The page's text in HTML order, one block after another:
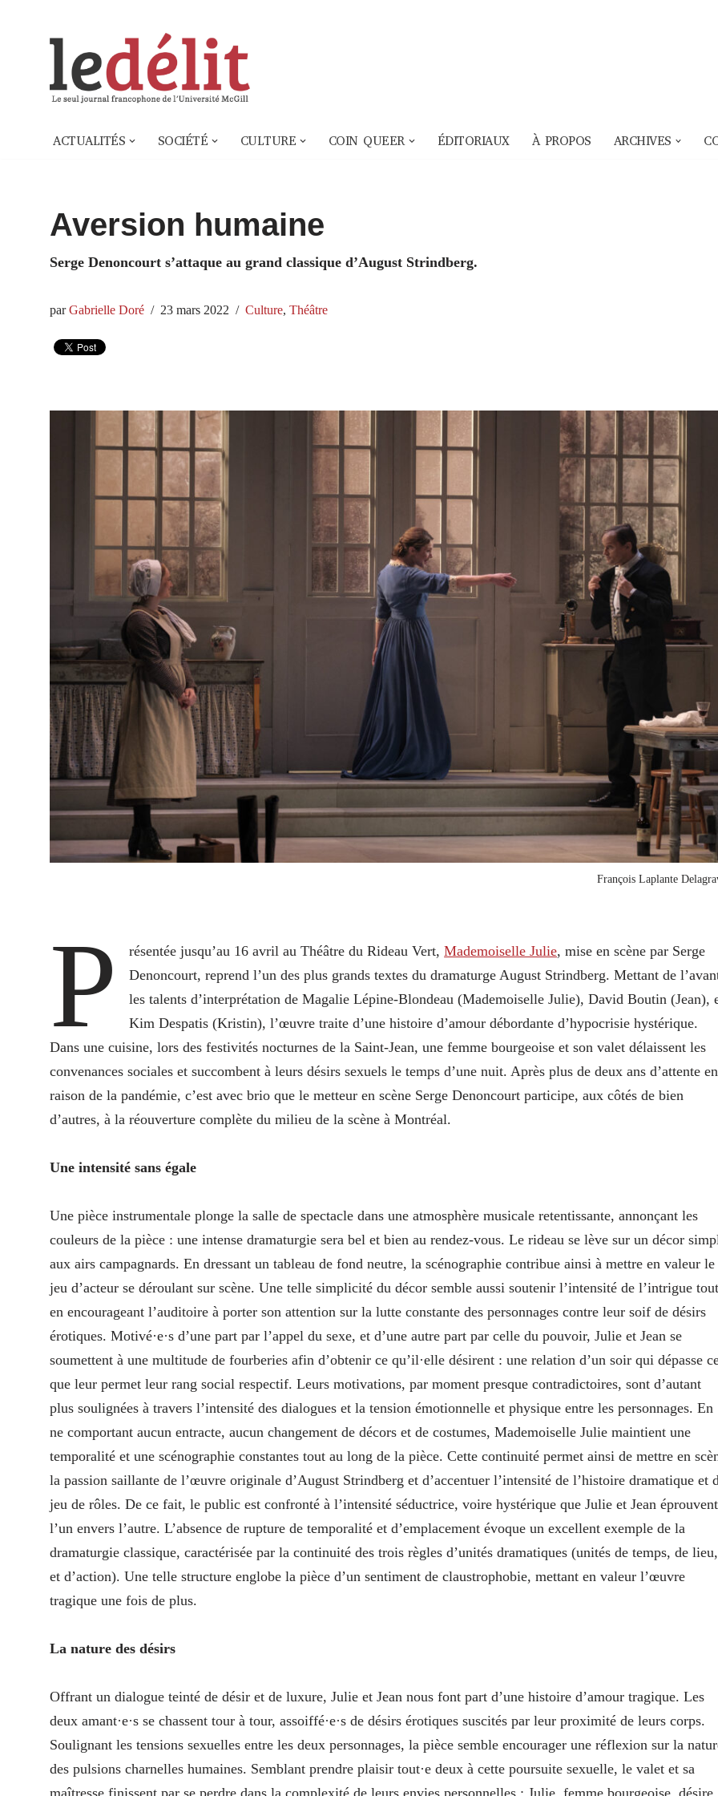
ACTUALITÉS SOCIÉTÉ CULTURE COIN QUEER ÉDITORIAUX À PROPOS ARCHIVES
Aversion humaine
Serge Denoncourt s’attaque au grand classique d’August Strindberg.
parGabrielle Doré 23 mars 2022 Culture, Théâtre
François Laplante
P résentée jusqu’au 16 avril au Théâtre du Rideau Vert,Mademoiselle Julie, mise en scène par Serge
Denoncourt, reprend l’un des plus grands textes du dramaturge August Strindberg. Mettant de
les talents d’interprétation de Magalie Lépine-Blondeau (Mademoiselle Julie), David Boutin (Jean),
Kim Despatis (Kristin), l’œuvre traite d’une histoire d’amour débordante d’hypocrisie hystérique.
Dans une cuisine, lors des festivités nocturnes de la Saint-Jean, une femme bourgeoise et son valet délaissent les
convenances sociales et succombent à leurs désirs sexuels le temps d’une nuit. Après plus de deux ans d’attente en
raison de la pandémie, c’est avec brio que le metteur en scène Serge Denoncourt participe, aux côtés de bien
d’autres, à la réouverture complète du milieu de la scène à Montréal.
Une intensité sans égale
Une pièce instrumentale plonge la salle de spectacle dans une atmosphère musicale retentissante, annonçant les
couleurs de la pièce : une intense dramaturgie sera bel et bien au rendez-vous. Le rideau se lève sur un décor
aux airs campagnards. En dressant un tableau de fond neutre, la scénographie contribue ainsi à mettre en valeur le
jeu d’acteur se déroulant sur scène. Une telle simplicité du décor semble aussi soutenir l’intensité de l’intrigue tout
en encourageant l’auditoire à porter son attention sur la lutte constante des personnages contre leur soif de désirs
érotiques. Motivé·e·s d’une part par l’appel du sexe, et d’une autre part par celle du pouvoir, Julie et Jean se
soumettent à une multitude de fourberies afin d’obtenir ce qu’il·elle désirent : une relation d’un soir qui dépasse
que leur permet leur rang social respectif. Leurs motivations, par moment presque contradictoires, sont d’autant
plus soulignées à travers l’intensité des dialogues et la tension émotionnelle et physique entre les personnages. En
ne comportant aucun entracte, aucun changement de décors et de costumes, Mademoiselle Julie maintient une
temporalité et une scénographie constantes tout au long de la pièce. Cette continuité permet ainsi de mettre en
la passion saillante de l’œuvre originale d’August Strindberg et d’accentuer l’intensité de l’histoire dramatique et
jeu de rôles. De ce fait, le public est confronté à l’intensité séductrice, voire hystérique que Julie et Jean éprouvent
l’un envers l’autre. L’absence de rupture de temporalité et d’emplacement évoque un excellent exemple de la
dramaturgie classique, caractérisée par la continuité des trois règles d’unités dramatiques (unités de temps, de lieu,
et d’action). Une telle structure englobe la pièce d’un sentiment de claustrophobie, mettant en valeur l’œuvre
tragique une fois de plus.
La nature des désirs
Offrant un dialogue teinté de désir et de luxure, Julie et Jean nous font part d’une histoire d’amour tragique. Les
deux amant·e·s se chassent tour à tour, assoiffé·e·s de désirs érotiques suscités par leur proximité de leurs corps.
Soulignant les tensions sexuelles entre les deux personnages, la pièce semble encourager une réflexion sur la
des pulsions charnelles humaines. Semblant prendre plaisir tout·e deux à cette poursuite sexuelle, le valet et sa
maîtresse finissent par se perdre dans la complexité de leurs envies personnelles ; Julie, femme bourgeoise, désire